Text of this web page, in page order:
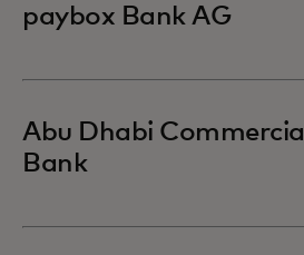
paybox Bank AG
Abu Dhabi Commercial
Bank